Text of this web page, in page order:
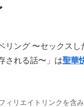
リング 〜セックス
される話〜」は聖華
ィリエイトリンクを含